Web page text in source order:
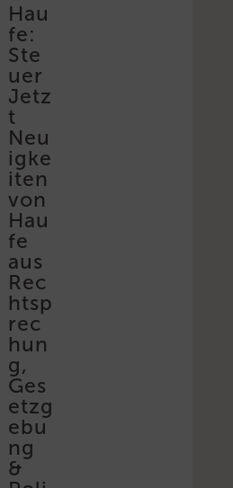
Hau
fe:
Ste
uer
Jetz
t
Neu
igke
iten
von
Hau
fe
aus
Rec
htsp
rec
hun
g,
Ges
etzg
ebu
ng
&